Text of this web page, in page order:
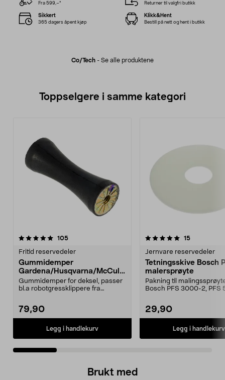
Co/tech - Se alle produktene
Fra 599,–* Returner til valgfri butikk
Sikkert
365 dagers åpent kjøp
Klikk&Hent
Bestill på nett og hent i butikk
Toppselgere i samme kategori
105anmeldelser
Fritid reservedeler
Gummidemper
Gardena/Husqvarna/McCullo
ch/Flymo
Gummidemper for deksel, passer
bl.a robotgressklippere fra
79,90
Legg i handlekurv
5.0 av 5 stjerner 15anmeldelser
Jernvare reservedeler
Tetningsskive Bosch
malersprøyte
Pakning til
Bosch PFS 3000-2, PFS
29,90
Legg i handlekurv
4.5 av 5 stjerner
Brukt med